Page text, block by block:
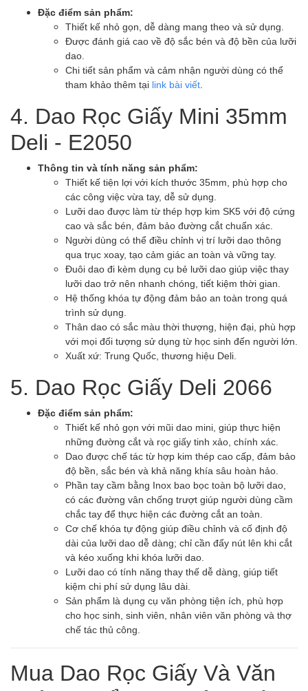
Đặc điểm sản phẩm:
Thiết kế nhỏ gọn, dễ dàng mang theo và sử dụng.
Được đánh giá cao về độ sắc bén và độ bền của lưỡi
dao.
Chi tiết sản phẩm và cảm nhận người dùng có thể
tham khảo thêm tại link bài viết
4. Dao Rọc Giấy Mini 35mm
Deli - E2050
Thông tin và tính năng sản phẩm:
Thiết kế tiện lợi với kích thước 35mm, phù hợp cho
các công việc vừa tay, dễ sử dụng.
Lưỡi dao được làm từ thép hợp kim SK5 với độ cứng
cao và sắc bén, đảm bảo đường cắt chuẩn xác.
Người dùng có thể điều chỉnh vị trí lưỡi dao thông
qua trục xoay, tạo cảm giác an toàn và vững tay.
Đuôi dao đi kèm dụng cụ bẻ lưỡi dao giúp việc thay
lưỡi dao trở nên nhanh chóng, tiết kiệm thời gian.
Hệ thống khóa tự động đảm bảo an toàn trong quá
trình sử dụng.
Thân dao có sắc màu thời thượng, hiện đại, phù hợp
với mọi đối tượng sử dụng từ học sinh đến người lớn.
Xuất xứ: Trung Quốc, thương hiệu Deli.
5. Dao Rọc Giấy Deli 2066
Đặc điểm sản phẩm:
Thiết kế nhỏ gọn với mũi dao mini, giúp thực hiện
những đường cắt và rọc giấy tinh xảo, chính xác.
Dao được chế tác từ hợp kim thép cao cấp, đảm bảo
độ bền, sắc bén và khả năng khía sâu hoàn hảo.
Phần tay cầm bằng Inox bao bọc toàn bộ lưỡi dao,
có các đường vân chống trượt giúp người dùng cầm
chắc tay để thực hiện các đường cắt an toàn.
Cơ chế khóa tự động giúp điều chỉnh và cố định độ
dài của lưỡi dao dễ dàng; chỉ cần đẩy nút lên khi cắt
và kéo xuống khi khóa lưỡi dao.
Lưỡi dao có tính năng thay thế dễ dàng, giúp tiết
kiệm chi phí sử dụng lâu dài.
Sản phẩm là dụng cụ văn phòng tiện ích, phù hợp
cho học sinh, sinh viên, nhân viên văn phòng và thợ
chế tác thủ công.
Mua Dao Rọc Giấy Và Văn